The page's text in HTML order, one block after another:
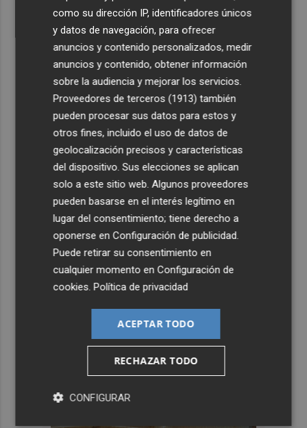
como su dirección IP, identificadores únicos
y datos de navegación, para ofrecer
anuncios y contenido personalizados, medir
anuncios y contenido, obtener información
sobre la audiencia y mejorar los servicios.
Proveedores de terceros (1913) también
pueden procesar sus datos para estos y
otros fines, incluido el uso de datos de
geolocalización precisos y características
del dispositivo. Sus elecciones se aplican
solo a este sitio web. Algunos proveedores
pueden basarse en el interés legítimo en
lugar del consentimiento; tiene derecho a
oponerse enConfiguración de publicidad.
Puede retirar su consentimiento en
cualquier momento enConfiguración de
cookies.Política de privacidad
ACEPTAR TODO
RECHAZAR TODO
CONFIGURAR